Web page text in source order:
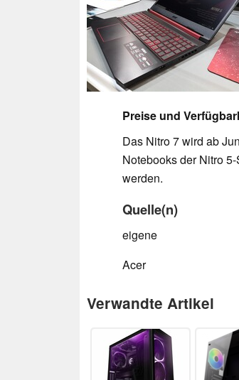
Preise und
Das Nitro 7 wird ab
Notebooks der Nitro
werden.
Quelle(n)
eigene
Acer
Verwandte Artikel